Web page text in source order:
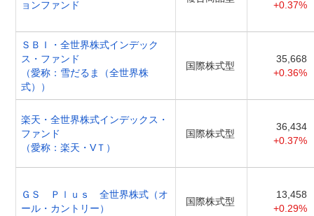
ョンファンド
+0.37%
ＳＢＩ・全世界株式インデック
ス・ファンド
（愛称：雪だるま（全世界株
式））
国際株式型
35,668
+0.36%
楽天・全世界株式インデックス・
ファンド
（愛称：楽天・VＴ）
国際株式型
36,434
+0.37%
ＧＳ Ｐｌｕｓ 全世界株式（オ
ール・カントリー）
国際株式型
13,458
+0.29%